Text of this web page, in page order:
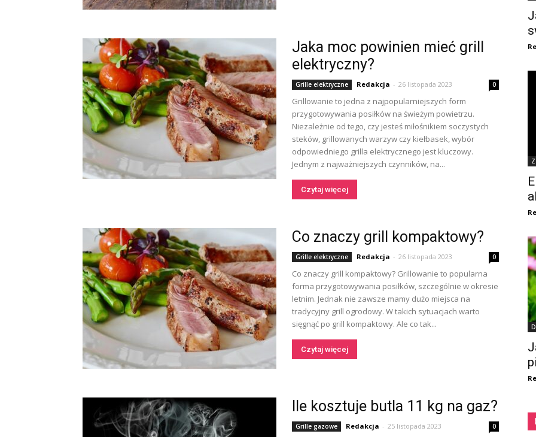
Jaka moc powinien mieć grill
elektryczny?
Grille elektryczne Redakcja - 26 listopada 2023 0
Grillowanie to jedna z najpopularniejszych form
przygotowywania posiłków na świeżym powietrzu.
Niezależnie od tego, czy jesteś miłośnikiem soczystych
steków, grillowanych warzyw czy kiełbasek, wybór
odpowiedniego grilla elektrycznego jest kluczowy.
Jednym z najważniejszych czynników, na...
Czytaj więcej
Co znaczy grill kompaktowy?
Grille elektryczne Redakcja - 26 listopada 2023 0
Co znaczy grill kompaktowy? Grillowanie to popularna
forma przygotowywania posiłków, szczególnie w okresie
letnim. Jednak nie zawsze mamy dużo miejsca na
tradycyjny grill ogrodowy. W takich sytuacjach warto
sięgnąć po grill kompaktowy. Ale co tak...
Czytaj więcej
Ile kosztuje butla 11 kg na gaz?
Grille gazowe Redakcja - 25 listopada 2023 0